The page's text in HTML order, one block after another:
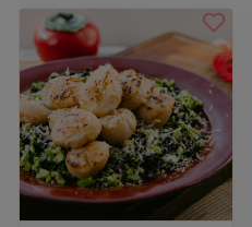
調理食材・點心
調味醬料/南北貨
休閒零嘴
保健食品
居家好物
醬料
湯品．鍋物
漬物
涼拌沙拉
飲品
合作25-精選產品第四彈
更多當季產品
議題活動
主婦聯盟X樂齡網特約優惠案
30%rPET紅烏龍茶
減硝酸鹽
非基改運動
廢核運動
減添加物
公益金
更多議題
自主把關
檢驗報告
硝酸鹽檢驗
社員權益
合作社法規